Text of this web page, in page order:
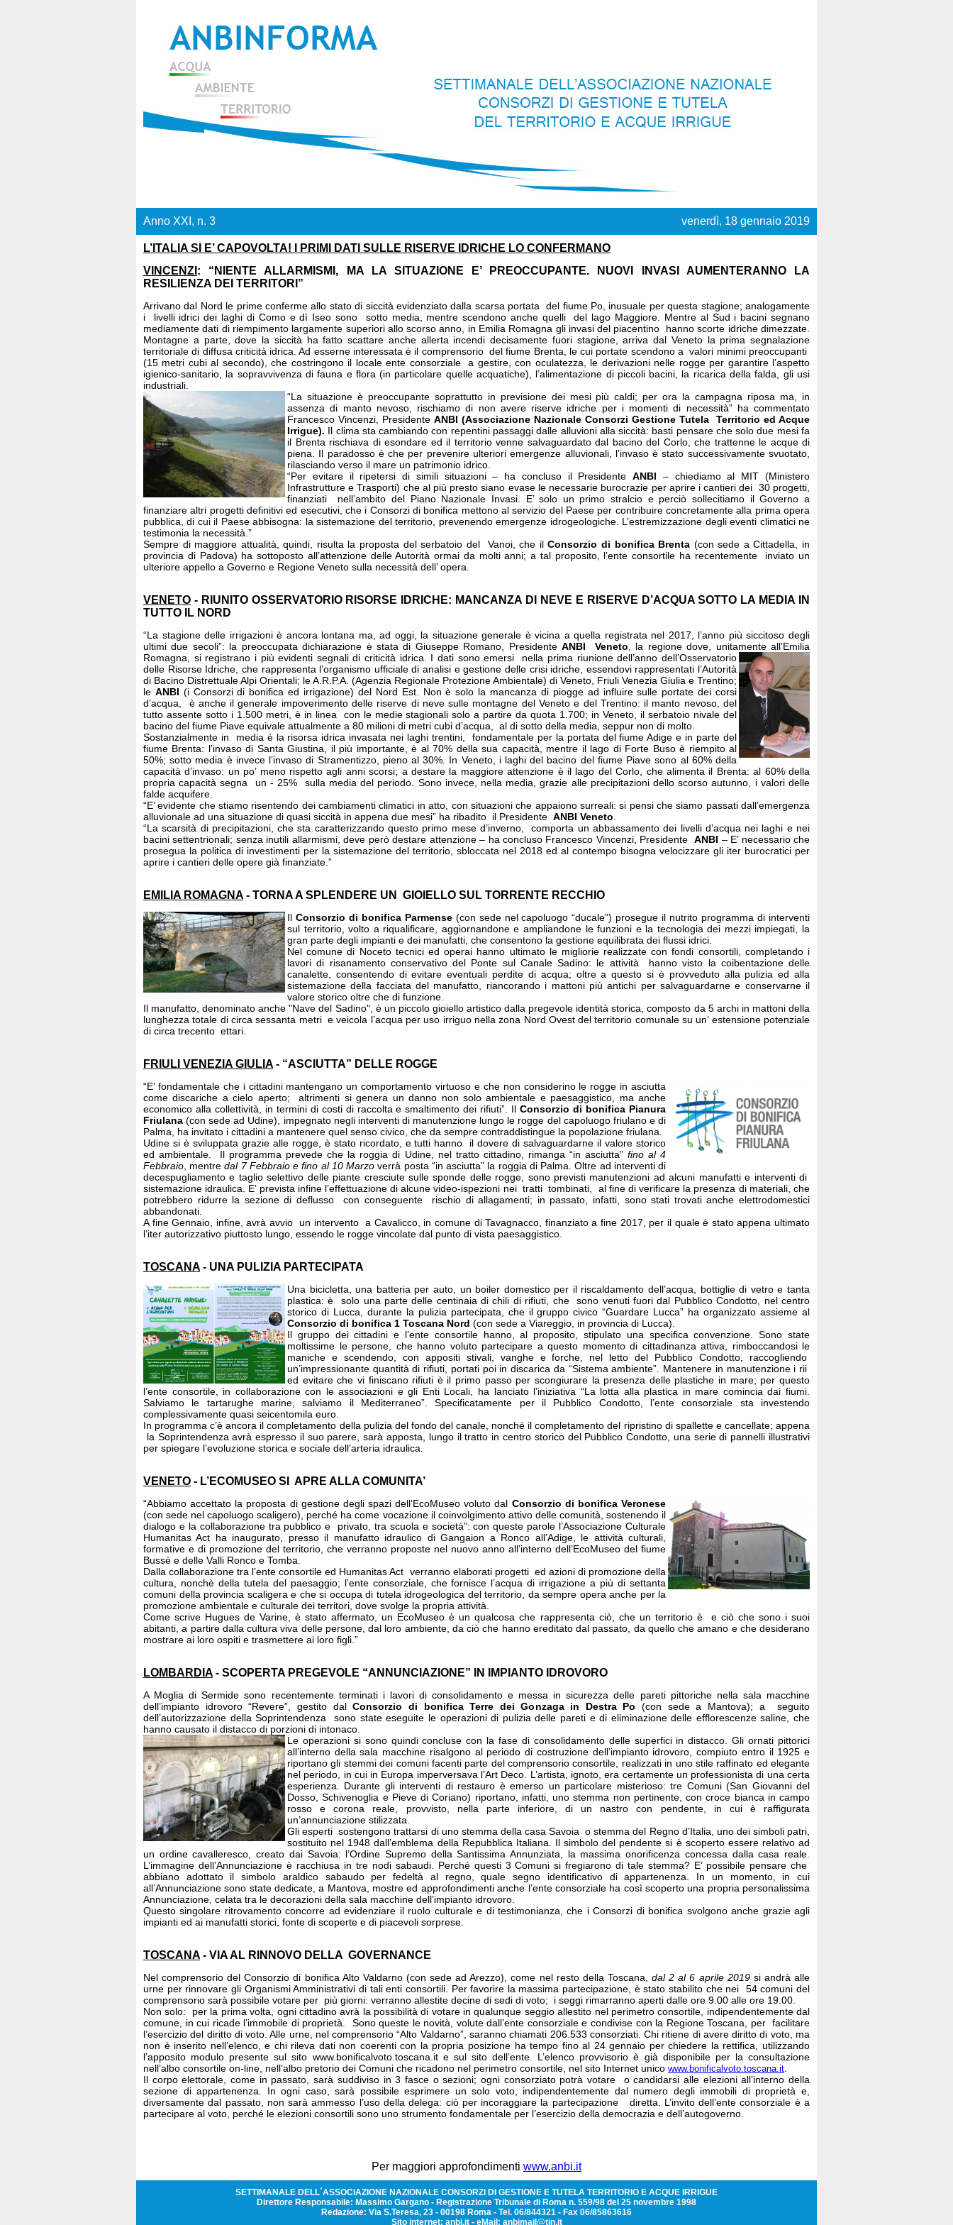
Anno XXI, n. 3 venerdì, 18 gennaio 2019
L’ITALIA SI E’ CAPOVOLTA! I PRIMI DATI SULLE RISERVE IDRICHE LO CONFERMANO
VINCENZI : “NIENTE ALLARMISMI, MA LA SITUAZIONE E’ PREOCCUPANTE. NUOVI INVASI AUMENTERANNO LA
RESILIENZA DEI TERRITORI”
Arrivano dal Nord le prime conferme allo stato di siccità evidenziato dalla scarsa portata del fiume Po, inusuale per questa stagione; analogamente
i livelli idrici dei laghi di Como e dì Iseo sono sotto media, mentre scendono anche quelli del lago Maggiore. Mentre al Sud i bacini segnano
mediamente dati di riempimento largamente superiori allo scorso anno, in Emilia Romagna gli invasi del piacentino hanno scorte idriche dimezzate.
Montagne a parte, dove la siccità ha fatto scattare anche allerta incendi decisamente fuori stagione, arriva dal Veneto la prima segnalazione
territoriale di diffusa criticità idrica. Ad esserne interessata è il comprensorio del fiume Brenta, le cui portate scendono a valori minimi preoccupanti
(15 metri cubi al secondo), che costringono il locale ente consorziale a gestire, con oculatezza, le derivazioni nelle rogge per garantire l’aspetto
igienico-sanitario, la sopravvivenza di fauna e flora (in particolare quelle acquatiche), l’alimentazione di piccoli bacini, la ricarica della falda, gli usi
industriali.
“La situazione è preoccupante soprattutto in previsione dei mesi più caldi; per ora la campagna riposa ma, in
assenza di manto nevoso, rischiamo di non avere riserve idriche per i momenti di necessità” ha commentato
Francesco Vincenzi, Presidente ANBI (Associazione Nazionale Consorzi Gestione Tutela Territorio ed Acque
Irrigue). Il clima sta cambiando con repentini passaggi dalle alluvioni alla siccità: basti pensare che solo due mesi fa
il Brenta rischiava di esondare ed il territorio venne salvaguardato dal bacino del Corlo, che trattenne le acque di
piena. Il paradosso è che per prevenire ulteriori emergenze alluvionali, l’invaso è stato successivamente svuotato,
rilasciando verso il mare un patrimonio idrico.
“Per evitare il ripetersi di simili situazioni – ha concluso il PresidenteANBI – chiediamo al MIT (Ministero
Infrastrutture e Trasporti) che al più presto siano evase le necessarie burocrazie per aprire i cantieri dei 30 progetti,
finanziati nell’ambito del Piano Nazionale Invasi. E’ solo un primo stralcio e perciò sollecitiamo il Governo a
finanziare altri progetti definitivi ed esecutivi, che i Consorzi di bonifica mettono al servizio del Paese per contribuire concretamente alla prima opera
pubblica, di cui il Paese abbisogna: la sistemazione del territorio, prevenendo emergenze idrogeologiche. L’estremizzazione degli eventi climatici ne
testimonia la necessità.”
Sempre di maggiore attualità, quindi, risulta la proposta del serbatoio del Vanoi, che ilConsorzio di bonifica Brenta (con sede a Cittadella, in
provincia di Padova) ha sottoposto all’attenzione delle Autorità ormai da molti anni; a tal proposito, l’ente consortile ha recentemente inviato un
ulteriore appello a Governo e Regione Veneto sulla necessità dell’ opera.
VENETO - RIUNITO OSSERVATORIO RISORSE IDRICHE: MANCANZA DI NEVE E RISERVE D’ACQUA SOTTO LA MEDIA IN
TUTTO IL NORD
“La stagione delle irrigazioni è ancora lontana ma, ad oggi, la situazione generale è vicina a quella registrata nel 2017, l’anno più siccitoso degli
ultimi due secoli”: la preoccupata dichiarazione è stata di Giuseppe Romano, PresidenteANBI Veneto , la regione dove, unitamente all’Emilia
Romagna, si registrano i più evidenti segnali di criticità idrica. I dati sono emersi nella prima riunione dell’anno dell’Osservatorio
delle Risorse Idriche, che rappresenta l’organismo ufficiale di analisi e gestione delle crisi idriche, essendovi rappresentati l’Autorità
di Bacino Distrettuale Alpi Orientali; le A.R.P.A. (Agenzia Regionale Protezione Ambientale) di Veneto, Friuli Venezia Giulia e Trentino;
le ANBI (i Consorzi di bonifica ed irrigazione) del Nord Est. Non è solo la mancanza di piogge ad influire sulle portate dei corsi
d’acqua, è anche il generale impoverimento delle riserve di neve sulle montagne del Veneto e del Trentino: il manto nevoso, del
tutto assente sotto i 1.500 metri, è in linea con le medie stagionali solo a partire da quota 1.700; in Veneto, il serbatoio nivale del
bacino del fiume Piave equivale attualmente a 80 milioni di metri cubi d’acqua, al di sotto della media, seppur non di molto.
Sostanzialmente in media è la risorsa idrica invasata nei laghi trentini, fondamentale per la portata del fiume Adige e in parte del
fiume Brenta: l’invaso di Santa Giustina, il più importante, è al 70% della sua capacità, mentre il lago di Forte Buso è riempito al
50%; sotto media è invece l’invaso di Stramentizzo, pieno al 30%. In Veneto, i laghi del bacino del fiume Piave sono al 60% della
capacità d’invaso: un po’ meno rispetto agli anni scorsi; a destare la maggiore attenzione è il lago del Corlo, che alimenta il Brenta: al 60% della
propria capacità segna un - 25% sulla media del periodo. Sono invece, nella media, grazie alle precipitazioni dello scorso autunno, i valori delle
falde acquifere.
“E’ evidente che stiamo risentendo dei cambiamenti climatici in atto, con situazioni che appaiono surreali: si pensi che siamo passati dall’emergenza
alluvionale ad una situazione di quasi siccità in appena due mesi” ha ribadito il Presidente ANBI Veneto
“La scarsità di precipitazioni, che sta caratterizzando questo primo mese d’inverno, comporta un abbassamento dei livelli d’acqua nei laghi e nei
bacini settentrionali; senza inutili allarmismi, deve però destare attenzione – ha concluso Francesco Vincenzi, PresidenteANBI – E’ necessario che
prosegua la politica di investimenti per la sistemazione del territorio, sbloccata nel 2018 ed al contempo bisogna velocizzare gli iter burocratici per
aprire i cantieri delle opere già finanziate.”
EMILIA ROMAGNA - TORNA A SPLENDERE UN GIOIELLO SUL TORRENTE RECCHIO
Il Consorzio di bonifica Parmense(con sede nel capoluogo “ducale”) prosegue il nutrito programma di interventi
sul territorio, volto a riqualificare, aggiornandone e ampliandone le funzioni e la tecnologia dei mezzi impiegati, la
gran parte degli impianti e dei manufatti, che consentono la gestione equilibrata dei flussi idrici.
Nel comune di Noceto tecnici ed operai hanno ultimato le migliorie realizzate con fondi consortili, completando i
lavori di risanamento conservativo del Ponte sul Canale Sadino: le attività hanno visto la coibentazione delle
canalette, consentendo di evitare eventuali perdite di acqua; oltre a questo si è provveduto alla pulizia ed alla
sistemazione della facciata del manufatto, riancorando i mattoni più antichi per salvaguardarne e conservarne il
valore storico oltre che di funzione.
Il manufatto, denominato anche "Nave del Sadino", è un piccolo gioiello artistico dalla pregevole identità storica, composto da 5 archi in mattoni della
lunghezza totale di circa sessanta metri e veicola l’acqua per uso irriguo nella zona Nord Ovest del territorio comunale su un’ estensione potenziale
di circa trecento ettari.
FRIULI VENEZIA GIULIA - “ASCIUTTA” DELLE ROGGE
“E’ fondamentale che i cittadini mantengano un comportamento virtuoso e che non considerino le rogge in asciutta
come discariche a cielo aperto; altrimenti si genera un danno non solo ambientale e paesaggistico, ma anche
economico alla collettività, in termini di costi di raccolta e smaltimento dei rifiuti”. IlConsorzio di bonifica Pianura
Friulana (con sede ad Udine), impegnato negli interventi di manutenzione lungo le rogge del capoluogo friulano e di
Palma, ha invitato i cittadini a mantenere quel senso civico, che da sempre contraddistingue la popolazione friulana.
Udine si è sviluppata grazie alle rogge, è stato ricordato, e tutti hanno il dovere di salvaguardarne il valore storico
ed ambientale. Il programma prevede che la roggia di Udine, nel tratto cittadino, rimanga “in asciutta” fino al 4
Febbraio , mentredal 7 Febbraio e fino al 10 Marzo verrà posta “in asciutta” la roggia di Palma. Oltre ad interventi di
decespugliamento e taglio selettivo delle piante cresciute sulle sponde delle rogge, sono previsti manutenzioni ad alcuni manufatti e interventi di
sistemazione idraulica. E’ prevista infine l’effettuazione di alcune video-ispezioni nei tratti tombinati, al fine di verificare la presenza di materiali, che
potrebbero ridurre la sezione di deflusso con conseguente rischio di allagamenti; in passato, infatti, sono stati trovati anche elettrodomestici
abbandonati.
A fine Gennaio, infine, avrà avvio un intervento a Cavalicco, in comune di Tavagnacco, finanziato a fine 2017, per il quale è stato appena ultimato
l’iter autorizzativo piuttosto lungo, essendo le rogge vincolate dal punto di vista paesaggistico.
TOSCANA - UNA PULIZIA PARTECIPATA
Una bicicletta, una batteria per auto, un boiler domestico per il riscaldamento dell’acqua, bottiglie di vetro e tanta
plastica: è solo una parte delle centinaia di chili di rifiuti, che sono venuti fuori dal Pubblico Condotto, nel centro
storico di Lucca, durante la pulizia partecipata, che il gruppo civico “Guardare Lucca” ha organizzato assieme al
Consorzio di bonifica 1 Toscana Nord (con sede a Viareggio, in provincia di Lucca).
Il gruppo dei cittadini e l’ente consortile hanno, al proposito, stipulato una specifica convenzione. Sono state
moltissime le persone, che hanno voluto partecipare a questo momento di cittadinanza attiva, rimboccandosi le
maniche e scendendo, con appositi stivali, vanghe e forche, nel letto del Pubblico Condotto, raccogliendo
un’impressionante quantità di rifiuti, portati poi in discarica da “Sistema ambiente”. Mantenere in manutenzione i rii
ed evitare che vi finiscano rifiuti è il primo passo per scongiurare la presenza delle plastiche in mare; per questo
l’ente consortile, in collaborazione con le associazioni e gli Enti Locali, ha lanciato l’iniziativa “La lotta alla plastica in mare comincia dai fiumi.
Salviamo le tartarughe marine, salviamo il Mediterraneo”. Specificatamente per il Pubblico Condotto, l’ente consorziale sta investendo
complessivamente quasi seicentomila euro.
In programma c’è ancora il completamento della pulizia del fondo del canale, nonché il completamento del ripristino di spallette e cancellate; appena
la Soprintendenza avrà espresso il suo parere, sarà apposta, lungo il tratto in centro storico del Pubblico Condotto, una serie di pannelli illustrativi
per spiegare l’evoluzione storica e sociale dell’arteria idraulica.
VENETO - L’ECOMUSEO SI APRE ALLA COMUNITA’
“Abbiamo accettato la proposta di gestione degli spazi dell’EcoMuseo voluto dal Consorzio di bonifica Veronese
(con sede nel capoluogo scaligero), perché ha come vocazione il coinvolgimento attivo delle comunità, sostenendo il
dialogo e la collaborazione tra pubblico e privato, tra scuola e società”: con queste parole l’Associazione Culturale
Humanitas Act ha inaugurato, presso il manufatto idraulico di Gangaion a Ronco all’Adige, le attività culturali,
formative e di promozione del territorio, che verranno proposte nel nuovo anno all’interno dell’EcoMuseo del fiume
Bussè e delle Valli Ronco e Tomba.
Dalla collaborazione tra l’ente consortile ed Humanitas Act verranno elaborati progetti ed azioni di promozione della
cultura, nonchè della tutela del paesaggio; l’ente consorziale, che fornisce l’acqua di irrigazione a più di settanta
comuni della provincia scaligera e che si occupa di tutela idrogeologica del territorio, da sempre opera anche per la
promozione ambientale e culturale dei territori, dove svolge la propria attività.
Come scrive Hugues de Varine, è stato affermato, un EcoMuseo è un qualcosa che rappresenta ciò, che un territorio è e ciò che sono i suoi
abitanti, a partire dalla cultura viva delle persone, dal loro ambiente, da ciò che hanno ereditato dal passato, da quello che amano e che desiderano
mostrare ai loro ospiti e trasmettere ai loro figli.”
LOMBARDIA - SCOPERTA PREGEVOLE “ANNUNCIAZIONE” IN IMPIANTO IDROVORO
A Moglia di Sermide sono recentemente terminati i lavori di consolidamento e messa in sicurezza delle pareti pittoriche nella sala macchine
dell’impianto idrovoro “Revere”, gestito dalConsorzio di bonifica Terre dei Gonzaga in Destra Po (con sede a Mantova); a seguito
dell’autorizzazione della Soprintendenza sono state eseguite le operazioni di pulizia delle pareti e di eliminazione delle efflorescenze saline, che
hanno causato il distacco di porzioni di intonaco.
Le operazioni si sono quindi concluse con la fase di consolidamento delle superfici in distacco. Gli ornati pittorici
all’interno della sala macchine risalgono al periodo di costruzione dell’impianto idrovoro, compiuto entro il 1925 e
riportano gli stemmi dei comuni facenti parte del comprensorio consortile, realizzati in uno stile raffinato ed elegante
nel periodo, in cui in Europa imperversava l’Art Deco. L’artista, ignoto, era certamente un professionista di una certa
esperienza. Durante gli interventi di restauro è emerso un particolare misterioso: tre Comuni (San Giovanni del
Dosso, Schivenoglia e Pieve di Coriano) riportano, infatti, uno stemma non pertinente, con croce bianca in campo
rosso e corona reale, provvisto, nella parte inferiore, di un nastro con pendente, in cui è raffigurata
un’annunciazione stilizzata.
Gli esperti sostengono trattarsi di uno stemma della casa Savoia o stemma del Regno d’Italia, uno dei simboli patri,
sostituito nel 1948 dall’emblema della Repubblica Italiana. Il simbolo del pendente si è scoperto essere relativo ad
un ordine cavalleresco, creato dai Savoia: l’Ordine Supremo della Santissima Annunziata, la massima onorificenza concessa dalla casa reale.
L’immagine dell’Annunciazione è racchiusa in tre nodi sabaudi. Perché questi 3 Comuni si fregiarono di tale stemma? E’ possibile pensare che
abbiano adottato il simbolo araldico sabaudo per fedeltà al regno, quale segno identificativo di appartenenza. In un momento, in cui
all’Annunciazione sono state dedicate, a Mantova, mostre ed approfondimenti anche l’ente consorziale ha così scoperto una propria personalissima
Annunciazione, celata tra le decorazioni della sala macchine dell’impianto idrovoro.
Questo singolare ritrovamento concorre ad evidenziare il ruolo culturale e di testimonianza, che i Consorzi di bonifica svolgono anche grazie agli
impianti ed ai manufatti storici, fonte di scoperte e di piacevoli sorprese.
TOSCANA - VIA AL RINNOVO DELLA GOVERNANCE
Nel comprensorio del Consorzio di bonifica Alto Valdarno (con sede ad Arezzo), come nel resto della Toscana,dal 2 al 6 aprile 2019si andrà alle
urne per rinnovare gli Organismi Amministrativi di tali enti consortili. Per favorire la massima partecipazione, è stato stabilito che nei 54 comuni del
comprensorio sarà possibile votare per più giorni: verranno allestite decine di sedi di voto; i seggi rimarranno aperti dalle ore 9.00 alle ore 19.00.
Non solo: per la prima volta, ogni cittadino avrà la possibilità di votare in qualunque seggio allestito nel perimetro consortile, indipendentemente dal
comune, in cui ricade l’immobile di proprietà. Sono queste le novità, volute dall’ente consorziale e condivise con la Regione Toscana, per facilitare
l’esercizio del diritto di voto. Alle urne, nel comprensorio “Alto Valdarno”, saranno chiamati 206.533 consorziati. Chi ritiene di avere diritto di voto, ma
non è inserito nell’elenco, e chi rileva dati non coerenti con la propria posizione ha tempo fino al 24 gennaio per chiedere la rettifica, utilizzando
l’apposito modulo presente sul sito www.bonificalvoto.toscana.it e sul sito dell’ente. L’elenco provvisorio è già disponibile per la consultazione
nell’albo consortile on-line, nell’albo pretorio dei Comuni che ricadono nel perimetro consortile, nel sito Internet unico www.bonificalvoto.toscana.it.
Il corpo elettorale, come in passato, sarà suddiviso in 3 fasce o sezioni; ogni consorziato potrà votare o candidarsi alle elezioni all’interno della
sezione di appartenenza. In ogni caso, sarà possibile esprimere un solo voto, indipendentemente dal numero degli immobili di proprietà e,
diversamente dal passato, non sarà ammesso l’uso della delega: ciò per incoraggiare la partecipazione diretta. L’invito dell’ente consorziale è a
partecipare al voto, perché le elezioni consortili sono uno strumento fondamentale per l’esercizio della democrazia e dell’autogoverno.
Per maggiori approfondimenti www.anbi.it
SETTIMANALE DELL´ASSOCIAZIONE NAZIONALE CONSORZI DI GESTIONE E TUTELA TERRITORIO E ACQUE IRRIGUE
Direttore Responsabile: Massimo Gargano - Registrazione Tribunale di Roma n. 559/98 del 25 novembre 1998
Redazione: Via S.Teresa, 23 - 00198 Roma - Tel. 06/844321 - Fax 06/85863616
Sito internet: anbi.it- eMail: anbimail@tin.it